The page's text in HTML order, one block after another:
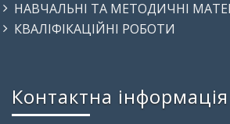
НАВЧАЛЬНІ ТА МЕТОДИЧНІ
КВАЛІФІКАЦІЙНІ РОБОТИ
Контактна інформація